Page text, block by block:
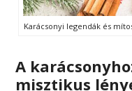
Karácsonyi legendák és
A
misztikus